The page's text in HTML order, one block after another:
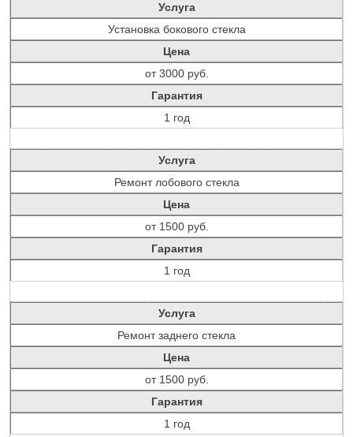
Услуга
Установка бокового стекла
Цена
от 3000 руб.
Гарантия
1 год
Услуга
Ремонт лобового стекла
Цена
от 1500 руб.
Гарантия
1 год
Услуга
Ремонт заднего стекла
Цена
от 1500 руб.
Гарантия
1 год